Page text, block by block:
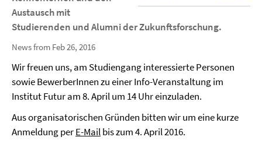
Austausch mit
Studierenden und Alumni der Zukunftsforschung.
News from Feb 26, 2016
Wir freuen uns, am Studiengang interessierte Personen
sowie BewerberInnen zu einer Info-Veranstaltung im
Institut Futur am 8. April um 14 Uhr einzuladen.
Aus organisatorischen Gründen bitten wir um eine kurze
Anmeldung perE-Mailbis zum 4. April 2016.